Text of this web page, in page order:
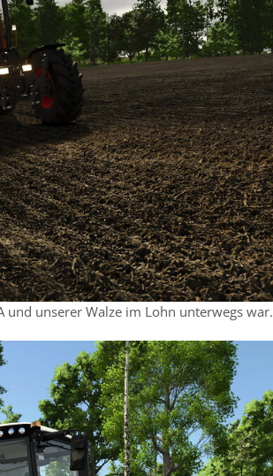
und unserer Walze im Lohn unterwegs war.